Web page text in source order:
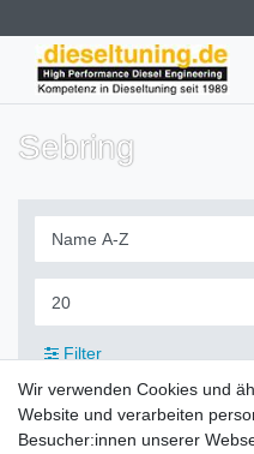
Sebring
Filter
Wir verwenden Cookies und
Website und verarbeiten
Besucher:innen unserer